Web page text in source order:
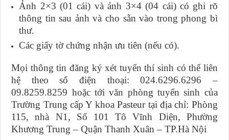
Ảnh 2×3 (01 cái) và ảnh 3×4 (04 cái) có ghi rõ
thông tin sau ảnh và cho sẵn vào trong phong bì
thư.
Các giấy tờ chứng nhận ưu tiên (nếu có).
Mọi thông tin đăng ký xét tuyển thí sinh có thể liên
hệ theo số điện thoại: 024.6296.6296 –
09.8259.8259 hoặc tới văn phòng tuyển sinh của
Trường Trung cấp Y khoa Pasteur tại địa chỉ: Phòng
115, nhà N1, Số 101 Tô Vĩnh Diện, Phường
Khương Trung – Quận Thanh Xuân – TP.Hà Nội